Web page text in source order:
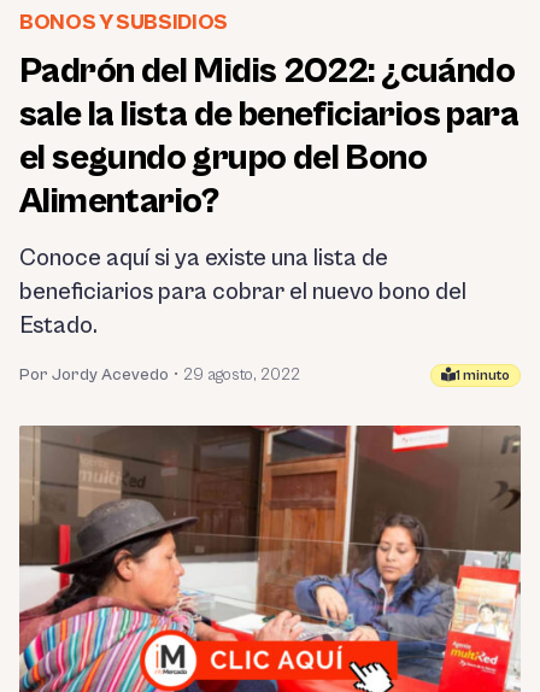
BONOS Y SUBSIDIOS
Padrón del Midis 2022: ¿cuándo
sale la lista de beneficiarios para
el segundo grupo del Bono
Alimentario?
Conoce aquí si ya existe una lista de
beneficiarios para cobrar el nuevo bono del
Estado.
Por Jordy Acevedo • 29 agosto, 2022 1 minuto